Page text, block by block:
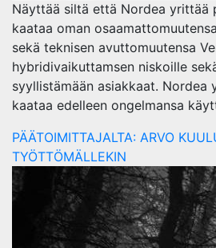
Näyttää siltä että Nordea yrittää
kaataa oman
sekä teknisen avuttomuutensa
hybridivaikuttamsen niskoille
syyllistämään asiakkaat. Nordea
kaataa edelleen ongelmansa
PÄÄTOIMITTAJALTA: ARVO
TYÖTTÖMÄLLEKIN